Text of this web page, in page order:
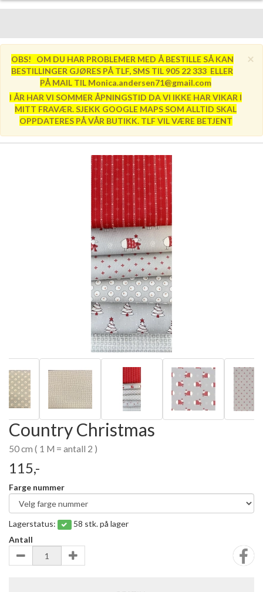
×
OBS! OM DU HAR PROBLEMER MED Å BESTILLE SÅ KAN
BESTILLINGER GJØRES PÅ TLF, SMS TIL 905 22 333 ELLER
PÅ MAIL TIL Monica.andersen71@gmail.com
I ÅR HAR VI SOMMER ÅPNINGSTID DA VI IKKE HAR VIKAR I
MITT FRAVÆR. SJEKK GOOGLE MAPS SOM ALLTID SKAL
OPPDATERES PÅ VÅR BUTIKK. TLF VIL VÆRE BETJENT
Country Christmas
50 cm ( 1 M = antall 2 )
115,-
Farge nummer
Lagerstatus:
58 stk. på lager
Antall